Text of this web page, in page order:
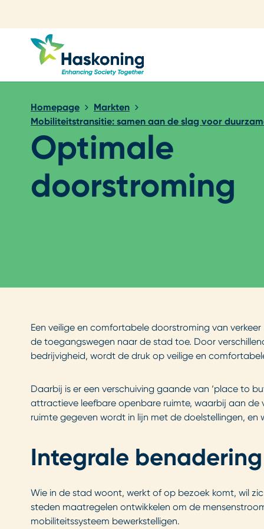
Homepage
Markten
Mobiliteitstransitie: samen aan de slag voor
Optimale
doorstroming
Een veilige en comfortabele doorstroming van
de toegangswegen naar de stad toe. Door
bedrijvigheid, wordt de druk op veilige en
Daarbij is er een verschuiving gaande van ‘place to
attractieve leefbare openbare ruimte, waarbij aan de
ruimte gegeven wordt in lijn met de doelstellingen,
Integrale
Wie in de stad woont, werkt of op bezoek komt, wil
steden maatregelen ontwikkelen om de
mobiliteitssysteem bewerkstelligen.